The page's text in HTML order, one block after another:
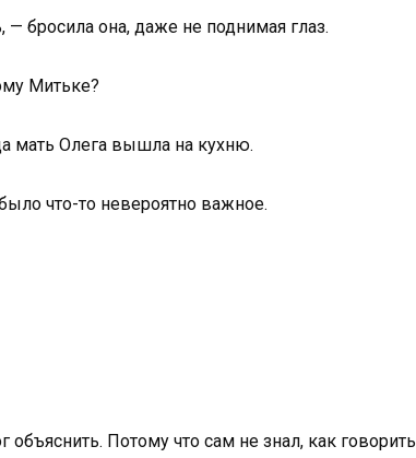
бросила она, даже не поднимая глаз.
Митьке?
мать Олега вышла на кухню.
что-то невероятно важное.
объяснить. Потому что сам не знал, как говорить